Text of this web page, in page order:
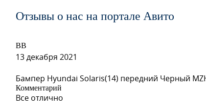
04U, GQW - URBAN GREY (2012)
GQM, 895T - BORACAY
Отзывы о нас на портале Авито
ВВ
13 декабря 2021
Бампер Hyundai Solaris(14) передний Черный
Комментарий
Все отлично